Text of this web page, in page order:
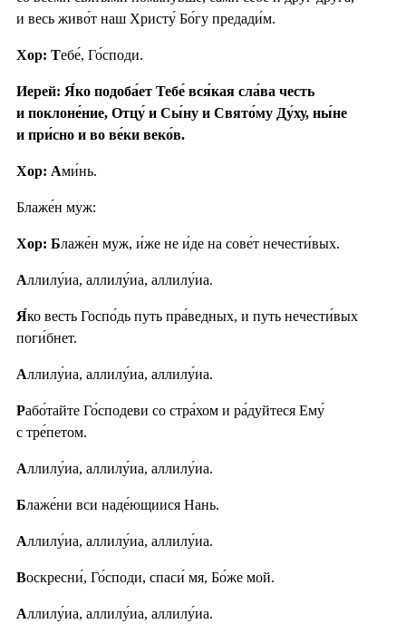
и весь живо́т наш Христу́ Бо́гу предади́м.
Хор: Тебе́, Го́споди.
Иерей: Я́ко подоба́ет Тебе́ вся́кая сла́ва честь
и поклоне́ние, Отцу́ и Сы́ну и Свято́му Ду́ху, ны́не
и при́сно и во ве́ки веко́в.
Хор: Ами́нь.
Блаже́н муж:
Хор: Блаже́н муж, и́же не и́де на сове́т нечести́вых.
Аллилу́иа, аллилу́иа, аллилу́иа.
Я́ко весть Госпо́дь путь пра́ведных, и путь нечести́вых
поги́бнет.
Аллилу́иа, аллилу́иа, аллилу́иа.
Рабо́тайте Го́сподеви со стра́хом и ра́дуйтеся Ему́
с тре́петом.
Аллилу́иа, аллилу́иа, аллилу́иа.
Блаже́ни вси наде́ющиися Нань.
Аллилу́иа, аллилу́иа, аллилу́иа.
Воскресни́, Го́споди, спаси́ мя, Бо́же мой.
Аллилу́иа, аллилу́иа, аллилу́иа.